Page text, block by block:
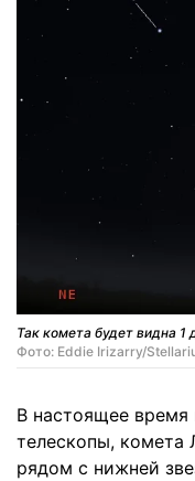
Так комета будет видна 1
Фото: Eddie Irizarry/
В настоящее
телескопы, комета
рядом с нижней